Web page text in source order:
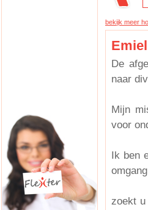
bekijk meer
De
naar
Mijn
voor
Ik ben
zoekt u